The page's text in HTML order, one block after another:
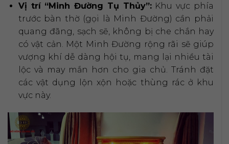
Vị trí “Minh Đường Tụ Thủy”:Khu vực phía
trước bàn thờ (gọi là Minh Đường) cần phải
quang đãng, sạch sẽ, không bị che chắn hay
có vật cản. Một Minh Đường rộng rãi sẽ giúp
vượng khí dễ dàng hội tụ, mang lại nhiều tài
lộc và may mắn hơn cho gia chủ. Tránh đặt
các vật dụng lộn xộn hoặc thùng rác ở khu
vực này.